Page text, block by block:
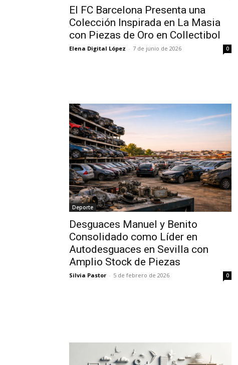
El FC Barcelona Presenta una
Colección Inspirada en La Masia
con Piezas de Oro en Collectibol
Elena Digital López - 7 de junio de 2026 0
Deporte
Desguaces Manuel y Benito
Consolidado como Líder en
Autodesguaces en Sevilla con
Amplio Stock de Piezas
Silvia Pastor - 5 de febrero de 2026 0